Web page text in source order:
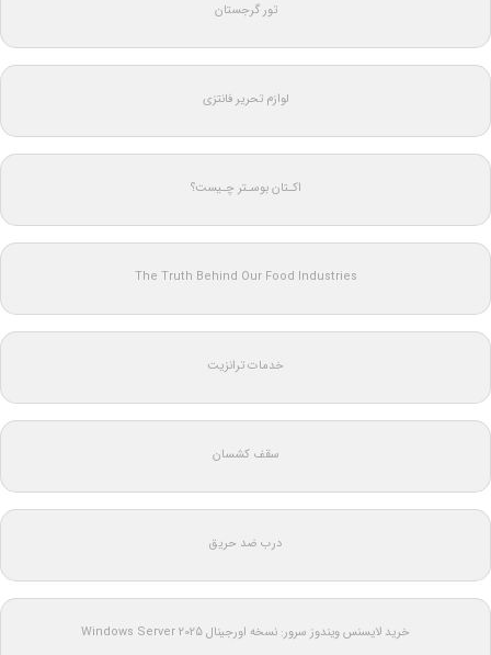
تور گرجستان
لوازم تحریر فانتزی
اکـتان بوسـتر چـیست؟
The Truth Behind Our Food Industries
خدمات ترانزیت
سقف کشسان
درب ضد حریق
خرید لایسنس ویندوز سرور: نسخه اورجینال Windows Server 2025